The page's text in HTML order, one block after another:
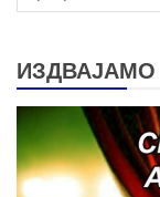
за:
ИЗДВАЈАМО